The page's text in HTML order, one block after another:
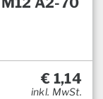
€ 1,14
inkl. MwSt.